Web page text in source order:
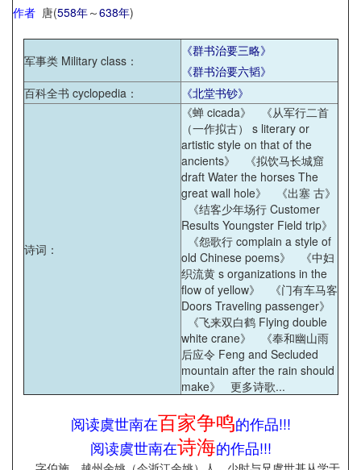
作者 唐(558年～638年)
军事类 Military class：
《群书治要三略》
《群书治要六韬》
百科全书 cyclopedia： 《北堂书钞》
诗词 ：
《蝉 cicada》
《从军行二首
（一作拟古） s literary or
artistic style on that of the
ancients》
《拟饮马长城窟
draft Water the horses The
great wall hole》
《出塞 古》
《结客少年场行 Customer
Results Youngster Field trip》
《怨歌行 complain a style of
old Chinese poems》
《中妇
织流黄 s organizations in the
flow of yellow》
《门有车马客
Doors Traveling passenger》
《飞来双白鹤 Flying double
white crane》
《奉和幽山雨
后应令 Feng and Secluded
mountain after the rain should
make》
更多诗歌...
阅读虞世南在百家争鸣的作品!!!
阅读虞世南在诗海的作品!!!